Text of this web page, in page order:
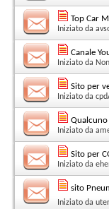
Top Car
Iniziato da
Canale
Iniziato da
Sito per
Iniziato da
Iniziato da
Sito per
Iniziato da
sito
Iniziato da